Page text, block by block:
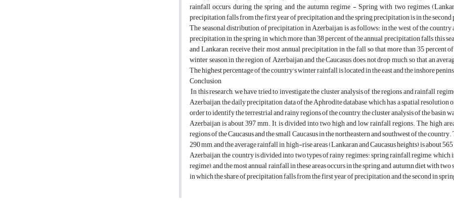
rainfall occurs during the spring and the autumn regime - Spring with two regimes
precipitation falls from the first year of precipitation and the spring precipitation is in the second
The seasonal distribution of precipitation in Azerbaijan is as follows: in the west of the
precipitation in the spring, in which more than 38 percent of the annual precipitation falls this
and Lankaran, receive their most annual precipitation in the fall so that more than 35
winter season in the region of Azerbaijan and the Caucasus does not drop much, so that an
The highest percentage of the country's winter rainfall is located in the east and the inshore
Conclusion
In this research, we have tried to investigate the cluster analysis of the regions and rainfall
Azerbaijan, the daily precipitation data of the Aphrodite database, which has a spatial
order to identify the terrestrial and rainy regions of the country, the cluster analysis of the
Azerbaijan is about 397 mm. It is divided into two high and low rainfall regions. The high
regions of the Caucasus and the small Caucasus in the northeastern and southwest of the
290 mm, and the average rainfall in high-rise areas (Lankaran and Caucasus heights) is about
Azerbaijan, the country is divided into two types of rainy regimes: spring rainfall regime,
regime), and the most annual rainfall in these areas occurs in the spring and autumn diet with
in which the share of precipitation falls from the first year of precipitation and the second in